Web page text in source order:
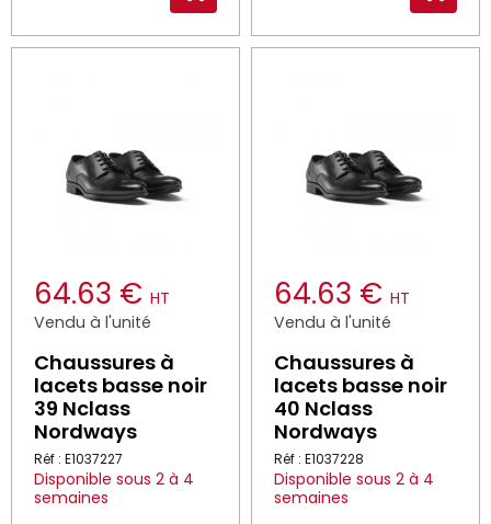
64.63 € HT
Vendu à l'unité
Chaussures à
lacets basse noir
39 Nclass
Nordways
Réf : E1037227
Disponible sous 2 à 4
semaines
64.63 € HT
Vendu à l'unité
Chaussures à
lacets basse noir
40 Nclass
Nordways
Réf : E1037228
Disponible sous 2 à 4
semaines